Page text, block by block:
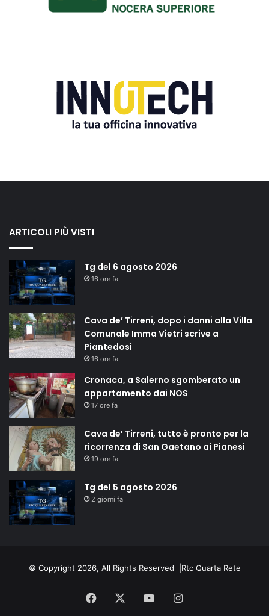
ARTICOLI PIÙ VISTI
Tg del 6 agosto 2026
16 ore fa
Cava de’ Tirreni, dopo i danni alla Villa
Comunale Imma Vietri scrive a
Piantedosi
16 ore fa
Cronaca, a Salerno sgomberato un
appartamento dai NOS
17 ore fa
Cava de’ Tirreni, tutto è pronto per la
ricorrenza di San Gaetano ai Pianesi
19 ore fa
Tg del 5 agosto 2026
2 giorni fa
© Copyright 2026, All Rights Reserved | Rtc Quarta Rete
Facebook You Instagram